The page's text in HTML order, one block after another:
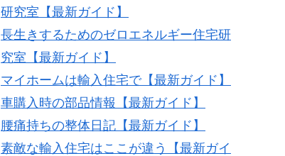
研究室【最新ガイド】
長生きするためのゼロエネルギー住宅研
究室【最新ガイド】
マイホームは輸入住宅で【最新ガイド】
車購入時の部品情報【最新ガイド】
腰痛持ちの整体日記【最新ガイド】
素敵な輸入住宅はここが違う【最新ガイ